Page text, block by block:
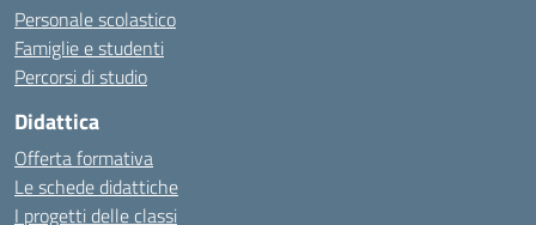
Personale scolastico
Famiglie e studenti
Percorsi di studio
Didattica
Offerta formativa
Le schede didattiche
I progetti delle classi